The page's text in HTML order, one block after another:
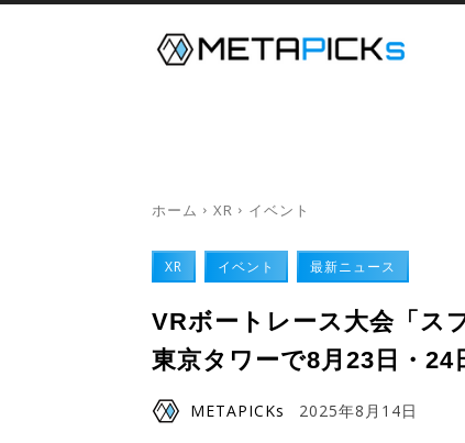
ホーム XR イベント
XR イベント 最新ニュース
VRボートレース大会「ス
東京タワーで8月23日・
METAPICKs 2025年8月14日